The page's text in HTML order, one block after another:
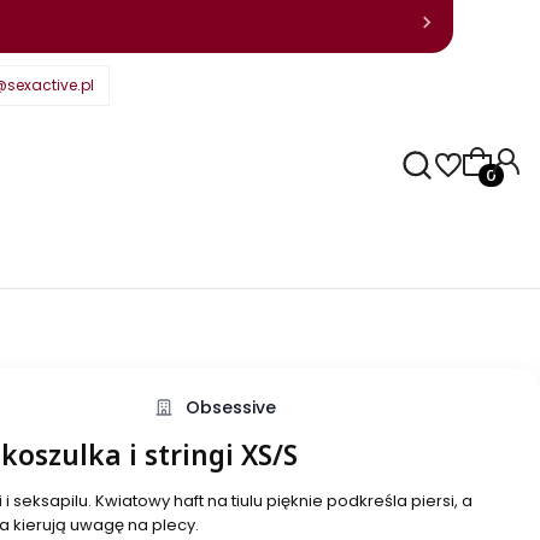
Obsessive
i stringi XS/S
seksapilu. Kwiatowy haft na tiulu pięknie podkreśla piersi, a
kierują uwagę na plecy.